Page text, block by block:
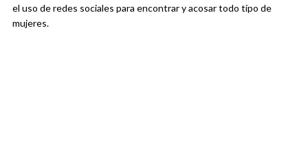
el uso de redes sociales para encontrar y acosar todo tipo de
mujeres.